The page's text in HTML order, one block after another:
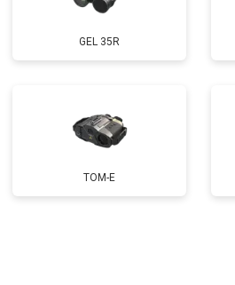
GEL 35R
TOM-E